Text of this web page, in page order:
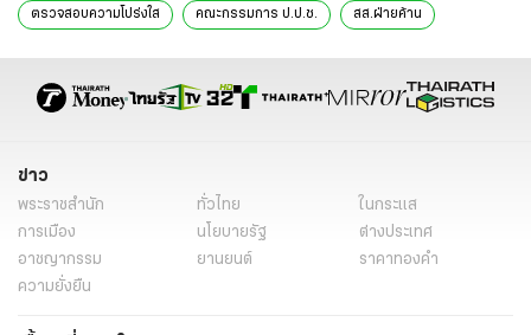
ตรวจสอบความโปร่งใส คณะกรรมการ ป.ป.ช. สส.ฝ่ายค้าน
อัยการสูงสุด ศักดิ์สยาม ชิดชอบ สำนักข่าวหัวเขียว แม่ลูกจันทร์
ข่าวไทยรัฐ
ข่าว
พระราชสำนัก ทั่วไทย
ในกระแส
การเมือง
นโยบายรัฐ
ต่างประเทศ
อาชญากรรม
ยานยนต์
ราคาทองคำ
ความยั่งยืน